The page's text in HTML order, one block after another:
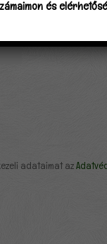
adataimat az
és